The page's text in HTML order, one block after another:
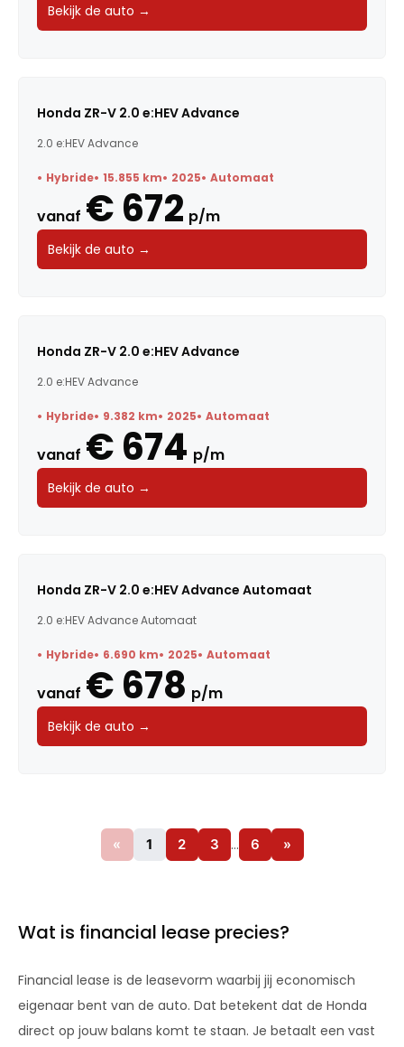
Bekijk de auto →
Honda ZR-V 2.0 e:HEV Advance
2.0 e:HEV Advance
Hybride 15.855 km 2025 Automaat
vanaf € 672 p/m
Bekijk de auto →
Honda ZR-V 2.0 e:HEV Advance
2.0 e:HEV Advance
Hybride 9.382 km 2025 Automaat
vanaf € 674 p/m
Bekijk de auto →
Honda ZR-V 2.0 e:HEV Advance Automaat
2.0 e:HEV Advance Automaat
Hybride 6.690 km 2025 Automaat
vanaf € 678 p/m
Bekijk de auto →
« 1 2 3 … 6 »
Wat is financial lease precies?
Financial lease is de leasevorm waarbij jij economisch
eigenaar bent van de auto. Dat betekent dat de Honda
direct op jouw balans komt te staan. Je betaalt een vast